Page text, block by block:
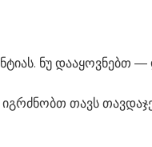
ნუ დააყოვნებთ —
იგრძნობთ თავს